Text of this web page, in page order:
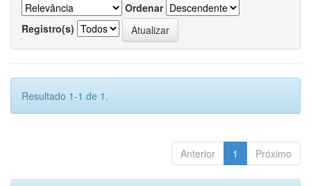
Ordenar
Registro(s)
Resultado 1-1 de 1.
Anterior 1 Próximo